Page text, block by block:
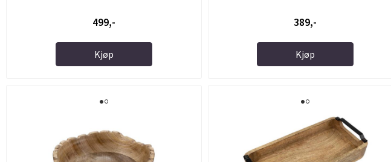
499,-
Kjøp
389,-
Kjøp